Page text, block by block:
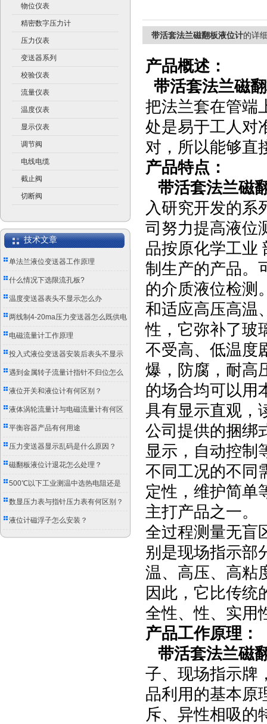
物位仪表
精密数字压力计
压力仪表
变送器系列
校验仪表
流量仪表
温度仪表
显示仪表
调节阀
电线电缆
截止阀
切断阀
技术文章
单法兰液位变送器工作原理
什么情况下选限流孔板?
温度变送器表头不显示怎么办
两线制4-20ma压力变送器怎么既供电
又传信号？
电磁流量计工作原理
投入式液位变送器安装后表头不显示
怎么办？
遇到金属转子流量计指针不归位怎么
办？
液位开关和液位计有何区别？
液体涡轮流量计与电磁流量计有何区
别？
平衡容器产品有何用途
压力变送器显示乱码是什么原因？
磁翻板液位计退花怎么处理？
500℃以下工业测温中选热电阻还是
双金属温度计？
数显压力表与指针压力表有何区别？
液位计磁浮子怎么安装？
带活套法兰磁翻板液位计的详
产品概述：
带活套法兰磁
把法兰套在管端
处是易于工人对
对，所以能够直
产品特点：
带活套法兰磁
入研究开发的系
司努力提高液位
品按原化学工业
制生产的产品。
的介质液位检测
和适应高压高温
性，它弥补了玻
不受高、低温度
爆，防腐，耐高
的场合均可以用
具有显示直观，
公司提供的捆绑
显示，自动控制
不同工况的不同
定性，维护简单
主打产品之一。
全过程测量无盲
别是现场指示部
温、高压、高粘
因此，它比传统
全性、性、实用
产品工作原理：
带活套法兰磁
子、现场指示牌
品利用的基本原
斥、异性相吸的